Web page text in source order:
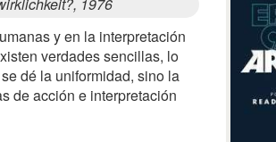
y en la interpretación
verdades sencillas, lo
dé la uniformidad, sino la
de acción e interpretación